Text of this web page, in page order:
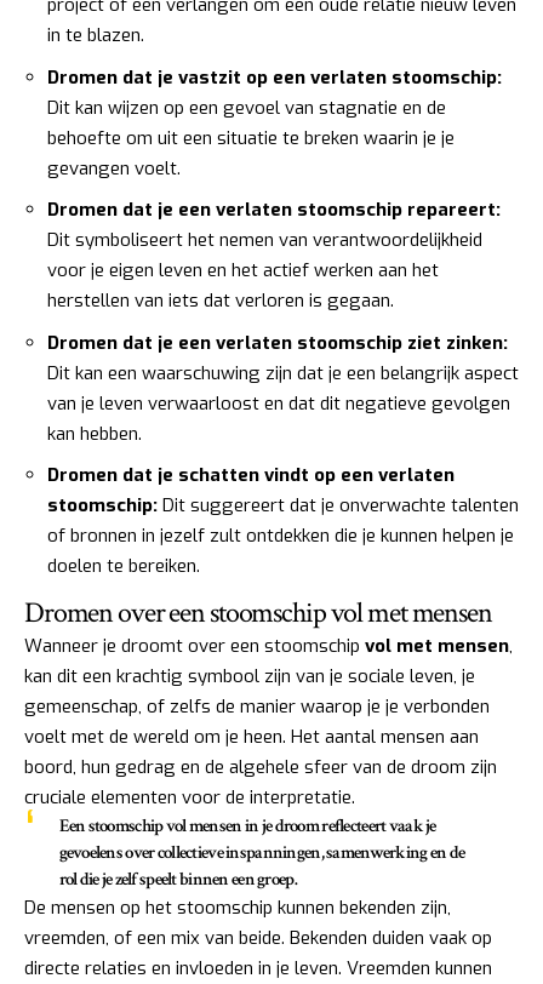
project of een verlangen om een oude relatie nieuw leven
in te blazen.
Dromen dat je vastzit op een verlaten stoomschip:
Dit kan wijzen op een gevoel van stagnatie en de
behoefte om uit een situatie te breken waarin je je
gevangen voelt.
Dromen dat je een verlaten stoomschip repareert:
Dit symboliseert het nemen van verantwoordelijkheid
voor je eigen leven en het actief werken aan het
herstellen van iets dat verloren is gegaan.
Dromen dat je een verlaten stoomschip ziet zinken:
Dit kan een waarschuwing zijn dat je een belangrijk aspect
van je leven verwaarloost en dat dit negatieve gevolgen
kan hebben.
Dromen dat je schatten vindt op een verlaten
stoomschip: Dit suggereert dat je onverwachte talenten
of bronnen in jezelf zult ontdekken die je kunnen helpen je
doelen te bereiken.
Dromen over een stoomschip vol met mensen
Wanneer je droomt over een stoomschip vol met mensen,
kan dit een krachtig symbool zijn van je sociale leven, je
gemeenschap, of zelfs de manier waarop je je verbonden
voelt met de wereld om je heen. Het aantal mensen aan
boord, hun gedrag en de algehele sfeer van de droom zijn
cruciale elementen voor de interpretatie.
Een stoomschip vol mensen in je droom reflecteert vaak je
gevoelens over collectieve inspanningen, samenwerking en de
rol die je zelf speelt binnen een groep.
De mensen op het stoomschip kunnen bekenden zijn,
vreemden, of een mix van beide. Bekenden duiden vaak op
directe relaties en invloeden in je leven. Vreemden kunnen